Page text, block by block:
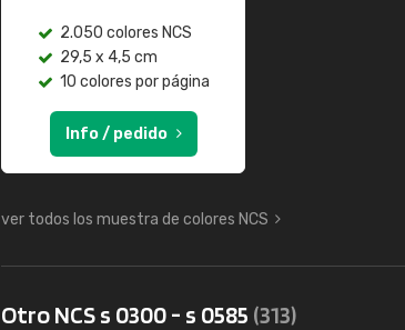
2.050 colores NCS
29,5 x 4,5 cm
10 colores por página
Info / pedido
ver todos los muestra de colores NCS
Otro NCS s 0300 - s 0585 (313)